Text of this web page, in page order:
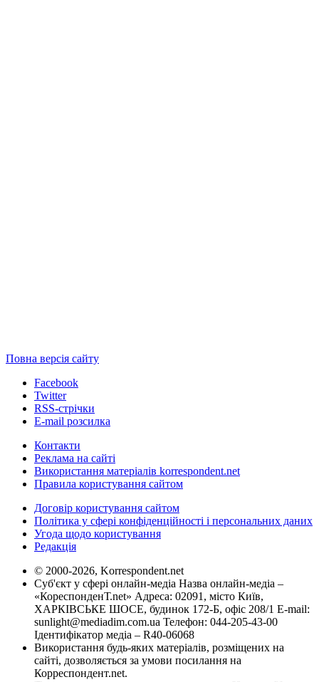
Повна версія сайту
Facebook
Twitter
RSS-стрічки
E-mail розсилка
Контакти
Реклама на сайті
Використання матеріалів korrespondent.net
Правила користування сайтом
Договір користування сайтом
Політика у сфері конфіденційності і персональних даних
Угода щодо користування
Редакція
© 2000-2026, Korrespondent.net
Суб'єкт у сфері онлайн-медіа Назва онлайн-медіа –
«КореспонденТ.net» Адреса: 02091, місто Київ,
ХАРКІВСЬКЕ ШОСЕ, будинок 172-Б, офіс 208/1 E-mail:
sunlight@mediadim.com.ua Телефон: 044-205-43-00
Ідентифікатор медіа – R40-06068
Використання будь-яких матеріалів, розміщених на
сайті, дозволяється за умови посилання на
Корреспондент.net.